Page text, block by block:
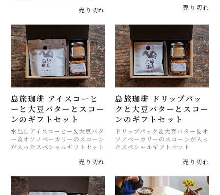
売り切れ
売り切れ
島旅珈琲 アイスコーヒ
ーと大豆バターとスコー
ンのギフトセット
水出しアイスコーヒー＆大豆バタ
ー＆オソノベーカリーのスコーン
が入ったスペシャルギフトセット
売り切れ
島旅珈琲 ドリップパッ
クと大豆バターとスコー
ンのギフトセット
ドリップパック＆大豆バター＆オ
ソノベーカリーのスコーンが入っ
たスペシャルギフトセット
売り切れ